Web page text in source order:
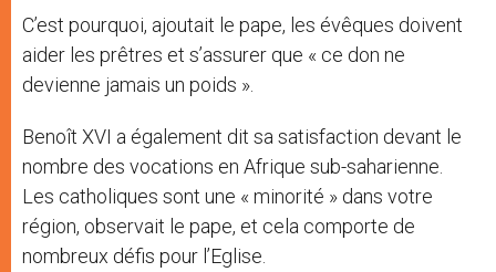
C’est pourquoi, ajoutait le pape, les évêques doivent
aider les prêtres et s’assurer que « ce don ne
devienne jamais un poids ».
Benoît XVI a également dit sa satisfaction devant le
nombre des vocations en Afrique sub-saharienne.
Les catholiques sont une « minorité » dans votre
région, observait le pape, et cela comporte de
nombreux défis pour l’Eglise.